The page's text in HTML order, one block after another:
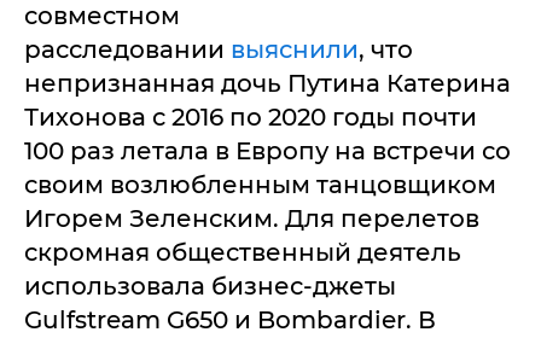
совместном
расследовании выяснили, что
непризнанная дочь Путина Катерина
Тихонова с 2016 по 2020 годы почти
100 раз летала в Европу на встречи со
своим возлюбленным танцовщиком
Игорем Зеленским. Для перелетов
скромная общественный деятель
использовала бизнес-джеты
Gulfstream G650 и Bombardier. В